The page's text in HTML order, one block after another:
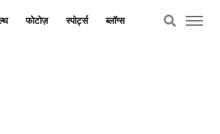
फोटोज़ स्पोर्ट्स ब्लॉग्स